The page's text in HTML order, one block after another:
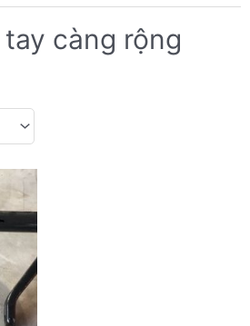
càng rộng